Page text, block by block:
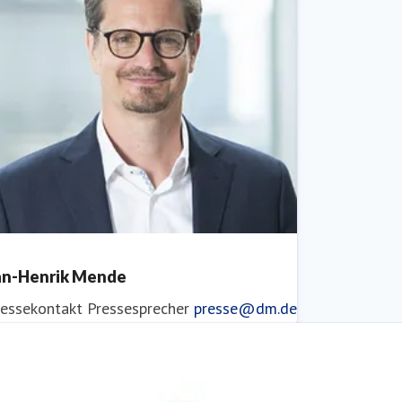
Henrik Mende
Pressesprecher presse@dm.de